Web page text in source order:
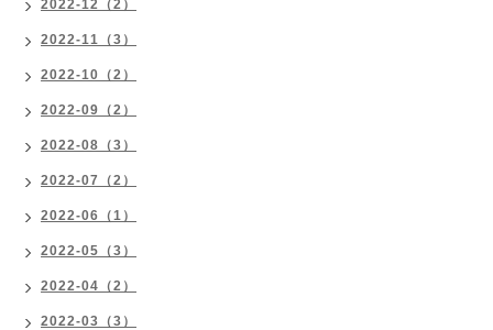
2022-12（2）
2022-11（3）
2022-10（2）
2022-09（2）
2022-08（3）
2022-07（2）
2022-06（1）
2022-05（3）
2022-04（2）
2022-03（3）